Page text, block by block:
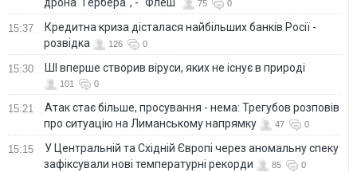
дрона "Гербера", - "Флеш"
75 0
15:37
Кредитна криза дісталася найбільших банків Росії -
розвідка
126 0
15:30 ШІ вперше створив віруси, яких не існує в природі
101 0
15:21
Атак стає більше, просування - нема: Трегубов розповів
про ситуацію на Лиманському напрямку
47 0
15:15
У Центральній та Східній Європі через аномальну спеку
зафіксували нові температурні рекорди
85 0